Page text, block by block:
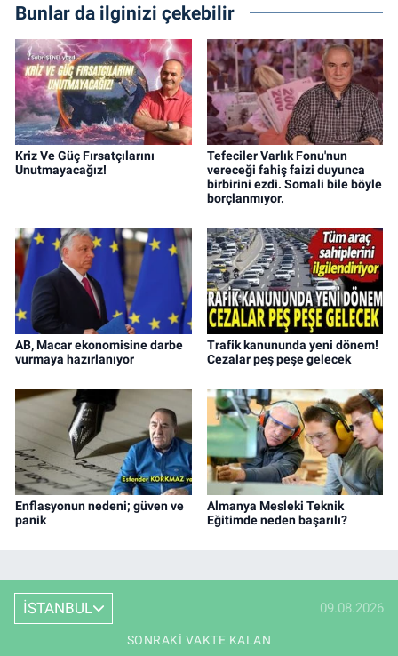
Bunlar da ilginizi çekebilir
Kriz Ve Güç Fırsatçılarını
Unutmayacağız!
Tefeciler Varlık Fonu'nun
vereceği fahiş faizi duyunca
birbirini ezdi. Somali bile böyle
borçlanmıyor.
AB, Macar ekonomisine darbe
vurmaya hazırlanıyor
Trafik kanununda yeni dönem!
Cezalar peş peşe gelecek
Enflasyonun nedeni; güven ve
panik
Almanya Mesleki Teknik
Eğitimde neden başarılı?
İSTANBUL 09.08.2026
SONRAKI VAKTE KALAN